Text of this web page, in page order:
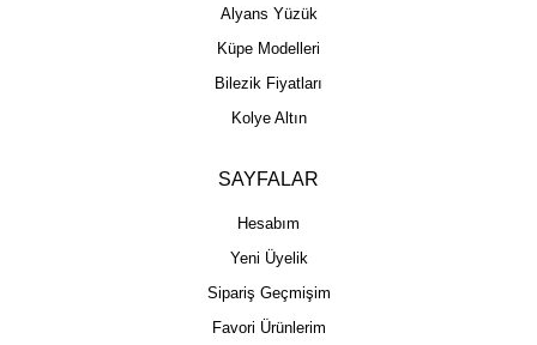
Alyans Yüzük
Küpe Modelleri
Bilezik Fiyatları
Kolye Altın
SAYFALAR
Hesabım
Yeni Üyelik
Sipariş Geçmişim
Favori Ürünlerim